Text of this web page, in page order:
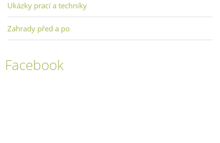
Ukázky prací a techniky
Zahrady před a po
Facebook